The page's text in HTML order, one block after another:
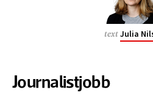
text Julia
Journalistjobb